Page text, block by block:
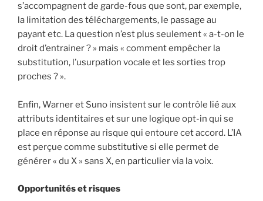
s’accompagnent de garde-fous que sont, par exemple,
la limitation des téléchargements, le passage au
payant etc. La question n’est plus seulement « a-t-on le
droit d’entrainer ? » mais « comment empêcher la
substitution, l’usurpation vocale et les sorties trop
proches ? ».
Enfin, Warner et Suno insistent sur le contrôle lié aux
attributs identitaires et sur une logique opt-in qui se
place en réponse au risque qui entoure cet accord. L’IA
est perçue comme substitutive si elle permet de
générer « du X » sans X, en particulier via la voix.
Opportunités et risques